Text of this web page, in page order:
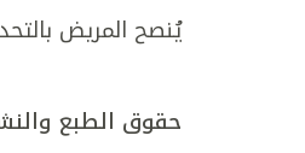
يُنصح المريض
حقوق الطبع والنشر 2017 كليفلاند كلينك أبوظبي. الحقوق